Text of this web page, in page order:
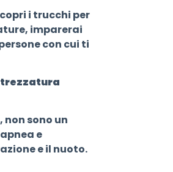
i trucchi per
imparerai
con cui ti
sono un
e
e il nuoto.